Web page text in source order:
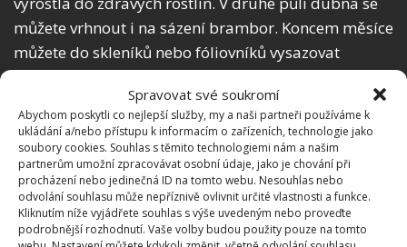
Spravovat své soukromí
Abychom poskytli co nejlepší služby, my a naši partneři používáme k
ukládání a/nebo přístupu k informacím o zařízeních, technologie jako
soubory cookies. Souhlas s těmito technologiemi nám a našim
partnerům umožní zpracovávat osobní údaje, jako je chování při
procházení nebo jedinečná ID na tomto webu. Nesouhlas nebo
odvolání souhlasu může nepříznivě ovlivnit určité vlastnosti a funkce.
Kliknutím níže vyjádřete souhlas s výše uvedeným nebo proveďte
podrobnější rozhodnutí. Vaše volby budou použity pouze na tomto
můžete vrhnout i na sázení brambor. Koncem měsíce
můžete do skleníků nebo fóliovníků vysazovat
rajčata a okurky.
Okrasná zahrada
V dubnu můžete vysévat chrpy, kokardu, krásenky,
letní cypřišek, lichořeřišnice, měsíček, okrasné dýně,
slunečnice a mnoho dalších. Sázejte také okrasné
keře jako růže, azalky, rododendronynebo